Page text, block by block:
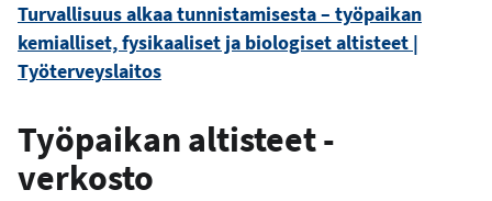
Turvallisuus alkaa tunnistamisesta – työpaikan
kemialliset, fysikaaliset ja biologiset altisteet |
Työterveyslaitos
Työpaikan altisteet -
verkosto